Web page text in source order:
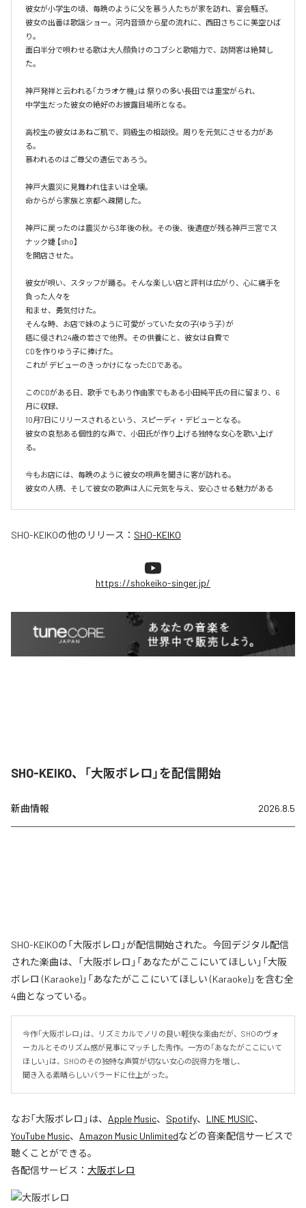
彼女が小学生の頃、毎晩のように父を慕う人たちが家を訪れ、宴会騒ぎ。
彼女の出番は歌謡ショー。河内音頭から星の流れに、西田さちこに美空ひば
り。
面白半分で唄わせる歌は大人顔負けのコブシと歌唱力で、訪問客は絶賛し
た。
神戸発祥と云われる「カラオケ機｣は 祭りの多い長田では重宝がられ、
中学生だった彼女の絶好のお披露目場所となる。
高校生の彼女はあねご肌で、同級生の相談役。周りを元気にさせる力があ
る。
慕われるのはご尊父の遺伝であろう。
神戸大震災に見舞われ住まいは全壊。
命からがら家族と京都へ疎開した。
神戸に戻ったのは震災から3年後の秋。その後、後遺症が残る神戸三宮でス
ナック婕 【sho】
を開店させた。
彼女が唄い、スタッフが踊る。そんな楽しい店と評判は広がり、心に痛手を
負った人々を
和ませ、勇気付けた。
そんな時、お店で妹のように可愛がっていた女の子(ゆう子）が
癌に侵され24歳の若さで他界。その供養にと、彼女は自費で
CDを作りゆう子に捧げた。
これが デビューのきっかけになったCDである。
このCDがある日、歌手でもあり作曲家でもある小田純平氏の目に留まり、6
月に収録、
10月7日にリリースされるという、スピーディ・デビューとなる。
彼女の哀愁ある個性的な声で、小田氏が作り上げる独特な女心を歌い上げ
る。
今もお店には、毎晩のように彼女の唄声を聞きに客が訪れる。
彼女の人柄、そして彼女の歌声は人に元気を与え、安心させる魅力がある
SHO-KEIKOの他のリリース： SHO-KEIKO
https://shokeiko-singer.jp/
SHO-KEIKO、「大阪ボレロ」を配信開始
新曲情報 2026.8.5
SHO-KEIKOの「大阪ボレロ」が配信開始された。今回デジタル配信
された楽曲は、「大阪ボレロ」「あなたがここにいてほしい」「大阪
ボレロ (Karaoke)」「あなたがここにいてほしい (Karaoke)」を含む全
4曲となっている。
今作「大阪ボレロ」は、リズミカルでノリの良い軽快な楽曲だが、SHOのヴォ
ーカルとそのリズム感が見事にマッチした秀作。一方の「あなたがここにいて
ほしい」は、SHOのその独特な声質が切ない女心の説得力を増し、
聞き入る素晴らしいバラードに仕上がった。
なお「大阪ボレロ 」は、 Apple Music、 Spotify、 LINE MUSIC、
YouTube Music、 Amazon Music Unlimitedなどの音楽配信サービスで
聴くことができる。
各配信サービス： 大阪ボレロ